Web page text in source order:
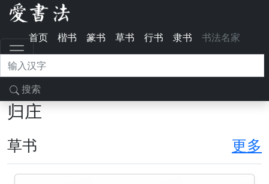
首页 楷书 篆书 草书 行书 隶书 书法名家
搜索
归庄
草书 更多